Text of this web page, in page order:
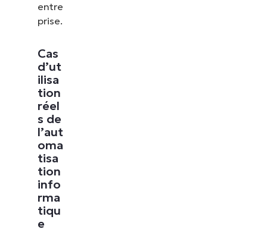
entre
prise.
Cas
d’ut
ilisa
tion
réel
s de
l’aut
oma
tisa
tion
info
rma
tiqu
e